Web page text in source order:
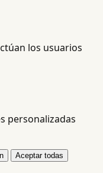
los usuarios
personalizadas
Aceptar todas